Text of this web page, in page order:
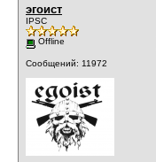
эгоист
IPSC
Offline
Сообщений: 11972